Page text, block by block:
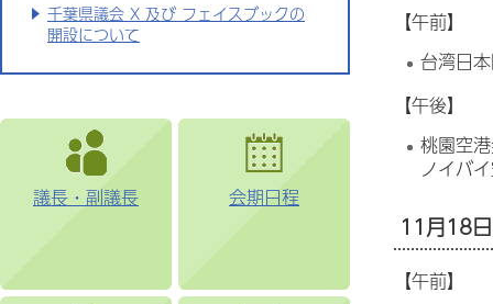
千葉県議会 X 及び フェイスブックの
開設について
議長・副議長 会期日程
【午前】
台湾日
【午後】
桃園空
ノイバ
11月18
【午前】